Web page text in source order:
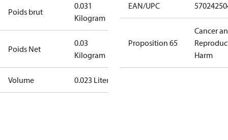
Poids brut
0.031
Kilogram
Poids Net
0.03
Kilogram
Volume 0.023 Liter
EAN/UPC
Proposition 65
Cancer
Harm